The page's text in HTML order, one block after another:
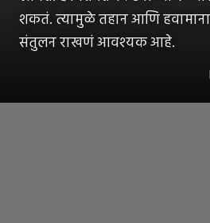
शकतं. त्यामुळे तहान आणि
संतुलन राखणं आवश्यक आहे.